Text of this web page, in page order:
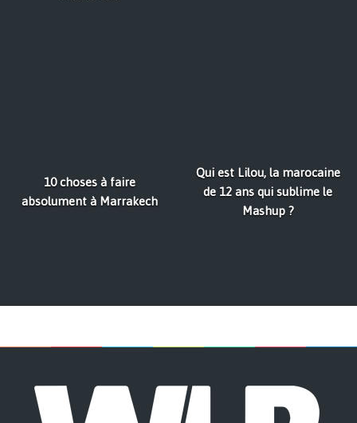
10 choses à faire
absolument à Marrakech
Qui est Lilou, la marocaine
de 12 ans qui sublime le
Mashup ?